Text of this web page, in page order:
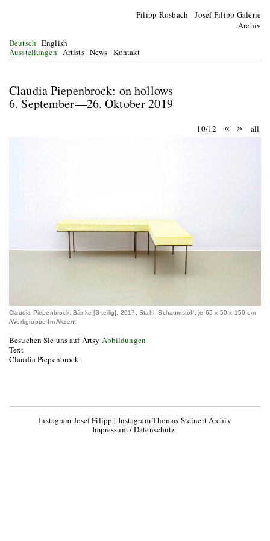
Filipp Rosbach Josef Filipp Galerie
Archiv
Deutsch English
Ausstellungen Artists News Kontakt
Claudia Piepenbrock: on hollows
6. September—26. Oktober 2019
10/12 « » all
Claudia Piepenbrock: Bänke [3-teilig], 2017, Stahl, Schaumstoff, je 65 x 50 x 150 cm
/Werkgruppe Im Akzent
Besuchen Sie uns auf Artsy Abbildungen
Text
Claudia Piepenbrock
Instagram Josef Filipp | Instagram Thomas Steinert Archiv
Impressum / Datenschutz